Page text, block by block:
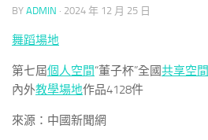
BY ADMIN · 2024 年 12 月 25 日
舞蹈場地
第七屆個人空間“董子杯”全國共享空間
內外教學場地作品4128件
來源：中國新聞網